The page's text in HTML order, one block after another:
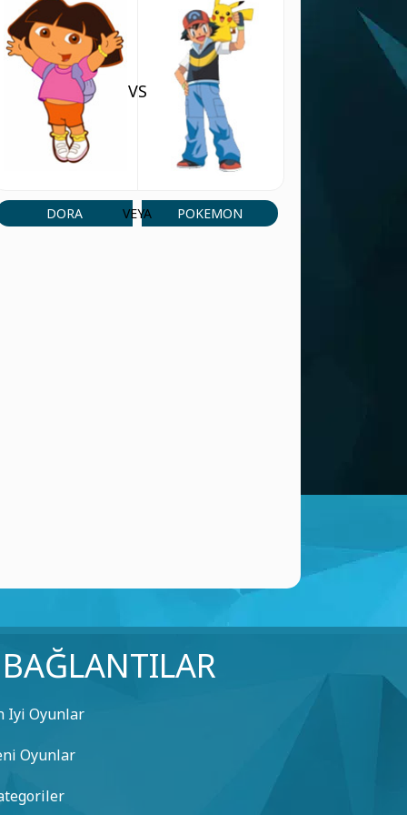
jht7657
CEVAP VERMEK
jht7657
CEVAP VERMEK
Good
CEVAP VERMEK
DORA
VS
VEYA POKEMON
BAĞLANTILAR
Iyi Oyunlar
Oyunlar